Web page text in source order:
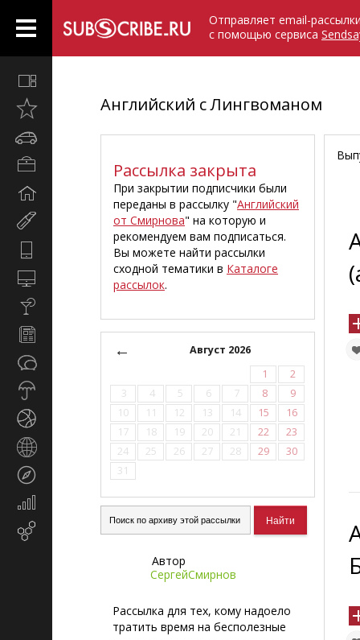
Отправляет email-
с помощью сервиса
Открыто
Автомобили
Компьютеры
Новости
Экономика
финансы
Английский с Лингвоманом
Рассылка закрыта
При закрытии подписчики были
переданы в рассылку "Английский
от Смирнова" на которую и
рекомендуем вам подписаться.
Вы можете найти рассылки
сходной тематики в Каталоге
рассылок.
←
Август 2026
1
2
3
4 5 6 7 8
9
10
11 12 13 14 15
16
17
18 19 20 21 22
23
24
25 26 27 28 29
30
31
Автор
СергейСмирнов
Рассылка для тех, кому надоело
тратить время на бесполезные